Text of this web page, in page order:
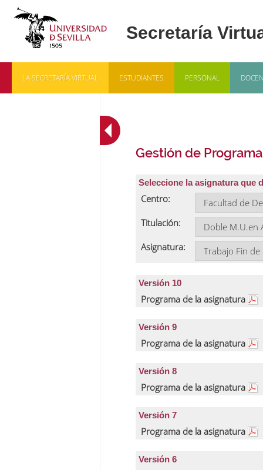
LA SECRETARÍA VIRTUAL ESTUDIANTES PERSONAL
Gestión de
Seleccione la asignatura que
Centro:
Titulación:
Asignatura:
Versión 10
Programa de la asignatura
Versión 9
Programa de la asignatura
Versión 8
Programa de la asignatura
Versión 7
Programa de la asignatura
Versión 6